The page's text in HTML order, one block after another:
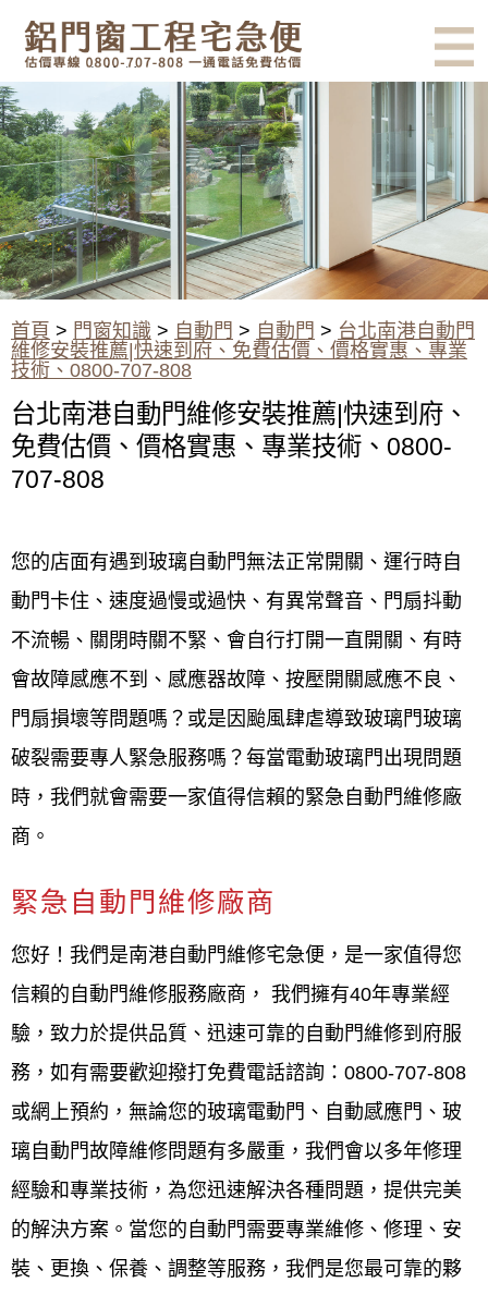
有鋁門窗的結露、隔熱、隔音問
題？找我們就對了！估價專線
0800-707-808
台北南港自動門維修安裝推薦|
快速到府、免費估價、價格實
惠、專業技術、0800-707-808
首頁 > 門窗知識 > 自動門 > 自動門 > 台北南港自動門
維修安裝推薦|快速到府、免費估價、價格實惠、專業
技術、0800-707-808
台北南港自動門維修安裝推薦|快速到府、
免費估價、價格實惠、專業技術、0800-
707-808
台北市北投區自動門安裝、台北市北投區自動門保
養、台北市北投區自動門維修，台北北投自動門安
裝、台北北投自動門保養、台北北投自動門維修
HC自動門,自動門馬達,自動門控制器,自動門維修 diy
自動門維修,自動門安裝,自動保養,玻璃自動門維修,自
動玻璃門維修,電動門維修,玻璃電動門維修,電動玻璃
門維修,自動感應門維修,感應自動門維修,自動門維修
自動門感應器維修,自動門修理,玻璃門維修,自動門維
修價格,自動門安裝維修,電動玻璃門故障,玻璃自動門
卡住,自動門按壓開關感應不良,電動門故障,自動門感
應器故障,自動門感應器調整,自動門按壓開關,自動門
維修台北北投,玻璃自動門維修台北北投,
您的店面有遇到玻璃自動門無法正常開關、運行時自
動門卡住、速度過慢或過快、有異常聲音、門扇抖動
不流暢、關閉時關不緊、會自行打開一直開關、有時
會故障感應不到、感應器故障、按壓開關感應不良、
門扇損壞等問題嗎？或是因颱風肆虐導致玻璃門玻璃
破裂需要專人緊急服務嗎？每當電動玻璃門出現問題
時，我們就會需要一家值得信賴的緊急自動門維修廠
商。
緊急自動門維修廠商
您好！我們是南港自動門維修宅急便，是一家值得您
信賴的自動門維修服務廠商， 我們擁有40年專業經
驗，致力於提供品質、迅速可靠的自動門維修到府服
務，如有需要歡迎撥打免費電話諮詢：0800-707-808
或網上預約，無論您的玻璃電動門、自動感應門、玻
璃自動門故障維修問題有多嚴重，我們會以多年修理
經驗和專業技術，為您迅速解決各種問題，提供完美
的解決方案。當您的自動門需要專業維修、修理、安
裝、更換、保養、調整等服務，我們是您最可靠的夥